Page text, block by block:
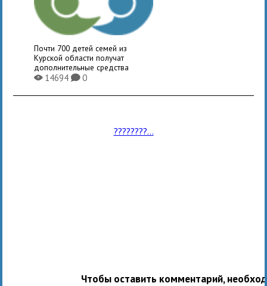
Почти 700 детей семей из
Курской области получат
дополнительные средства
X14694K0
????????...
Чтобы оставить комментарий,